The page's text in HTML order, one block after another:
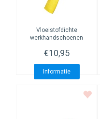
Vloeistofdichte
werkhandschoenen
€10,95
Informatie